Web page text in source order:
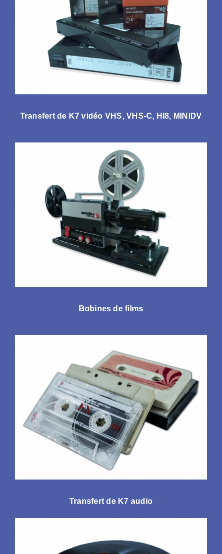
Transfert de K7 vidéo VHS, VHS-C, HI8, MINIDV
Bobines de films
Transfert de K7 audio